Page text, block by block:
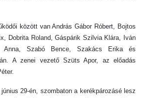
között van András Gábor Róbert, Bojtos
Dobrita Roland, Gáspárik Szilvia Klára, Iván
Anna, Szabó Bence, Szakács Erika és
A zenei vezető Szüts Apor, az előadás
29-én, szombaton a kerékpározásé lesz